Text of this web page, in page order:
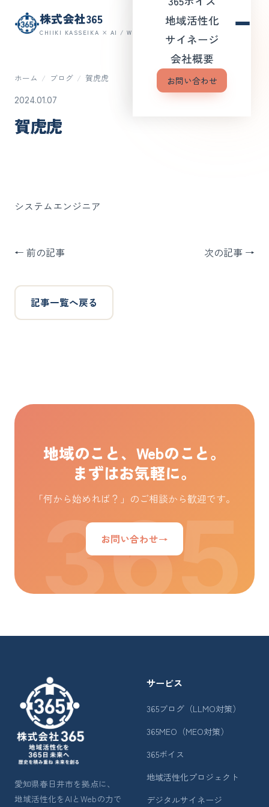
株式会社365
CHIIKI KASSEIKA × AI / WEB
地域活性化
サイネージ
会社概要
お問い合わせ
ホーム / ブログ / 賀虎虎
2024.01.07
賀虎虎
システムエンジニア
← 前の記事 次の記事 →
記事一覧へ戻る
地域のこと、Webのこと。
まずはお気軽に。
「何から始めれば？」のご相談から歓迎です。
お問い合わせ→
愛知県春日井市を拠点に、
地域活性化をAIとWebの力で
サービス
365ブログ（LLMO対策）
365MEO（MEO対策）
365ボイス
地域活性化プロジェクト
デジタルサイネージ